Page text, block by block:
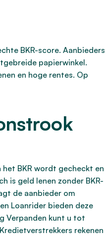
BKR-score. Aanbieders
papierwinkel.
en hoge rentes. Op
BKR wordt gecheckt en
is geld lenen zonder BKR-
de aanbieder om
Loanrider bieden deze
Verpanden kunt u tot
rekenen